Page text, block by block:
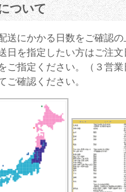
ついて
送にかかる日数をご確認
日を指定したい方はご注
ご指定ください。（３営
ご確認ください。